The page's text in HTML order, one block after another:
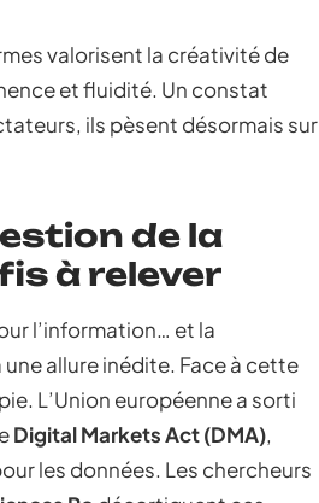
valorisent la créativité de
et fluidité. Un constat
ils pèsent désormais sur
de la
à relever
l’information… et la
allure inédite. Face à cette
L’Union européenne a sorti
Digital Markets Act (DMA),
les données. Les chercheurs